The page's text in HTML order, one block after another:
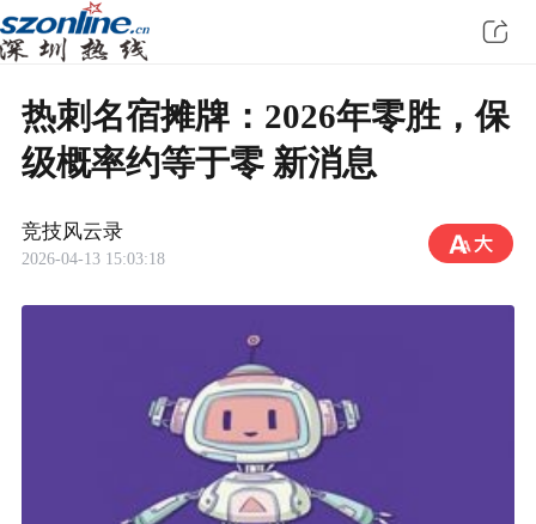
热刺名宿摊牌：2026年零胜，保
级概率约等于零 新消息
竞技风云录
2026-04-13 15:03:18